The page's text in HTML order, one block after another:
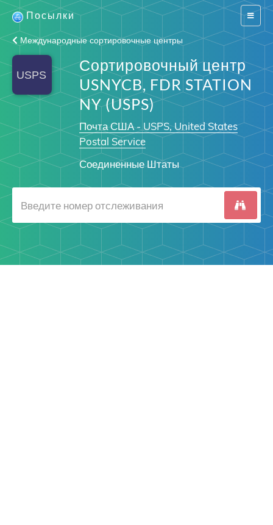
Switch
Посылки
Международные сортировочные центры
Сортировочный центр
USNYCB, FDR STATION
NY (USPS)
Почта США - USPS, United States
Postal Service
Соединенные Штаты